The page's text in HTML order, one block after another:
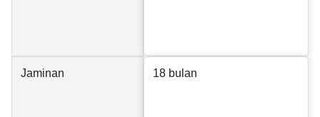
Jaminan 18 bulan